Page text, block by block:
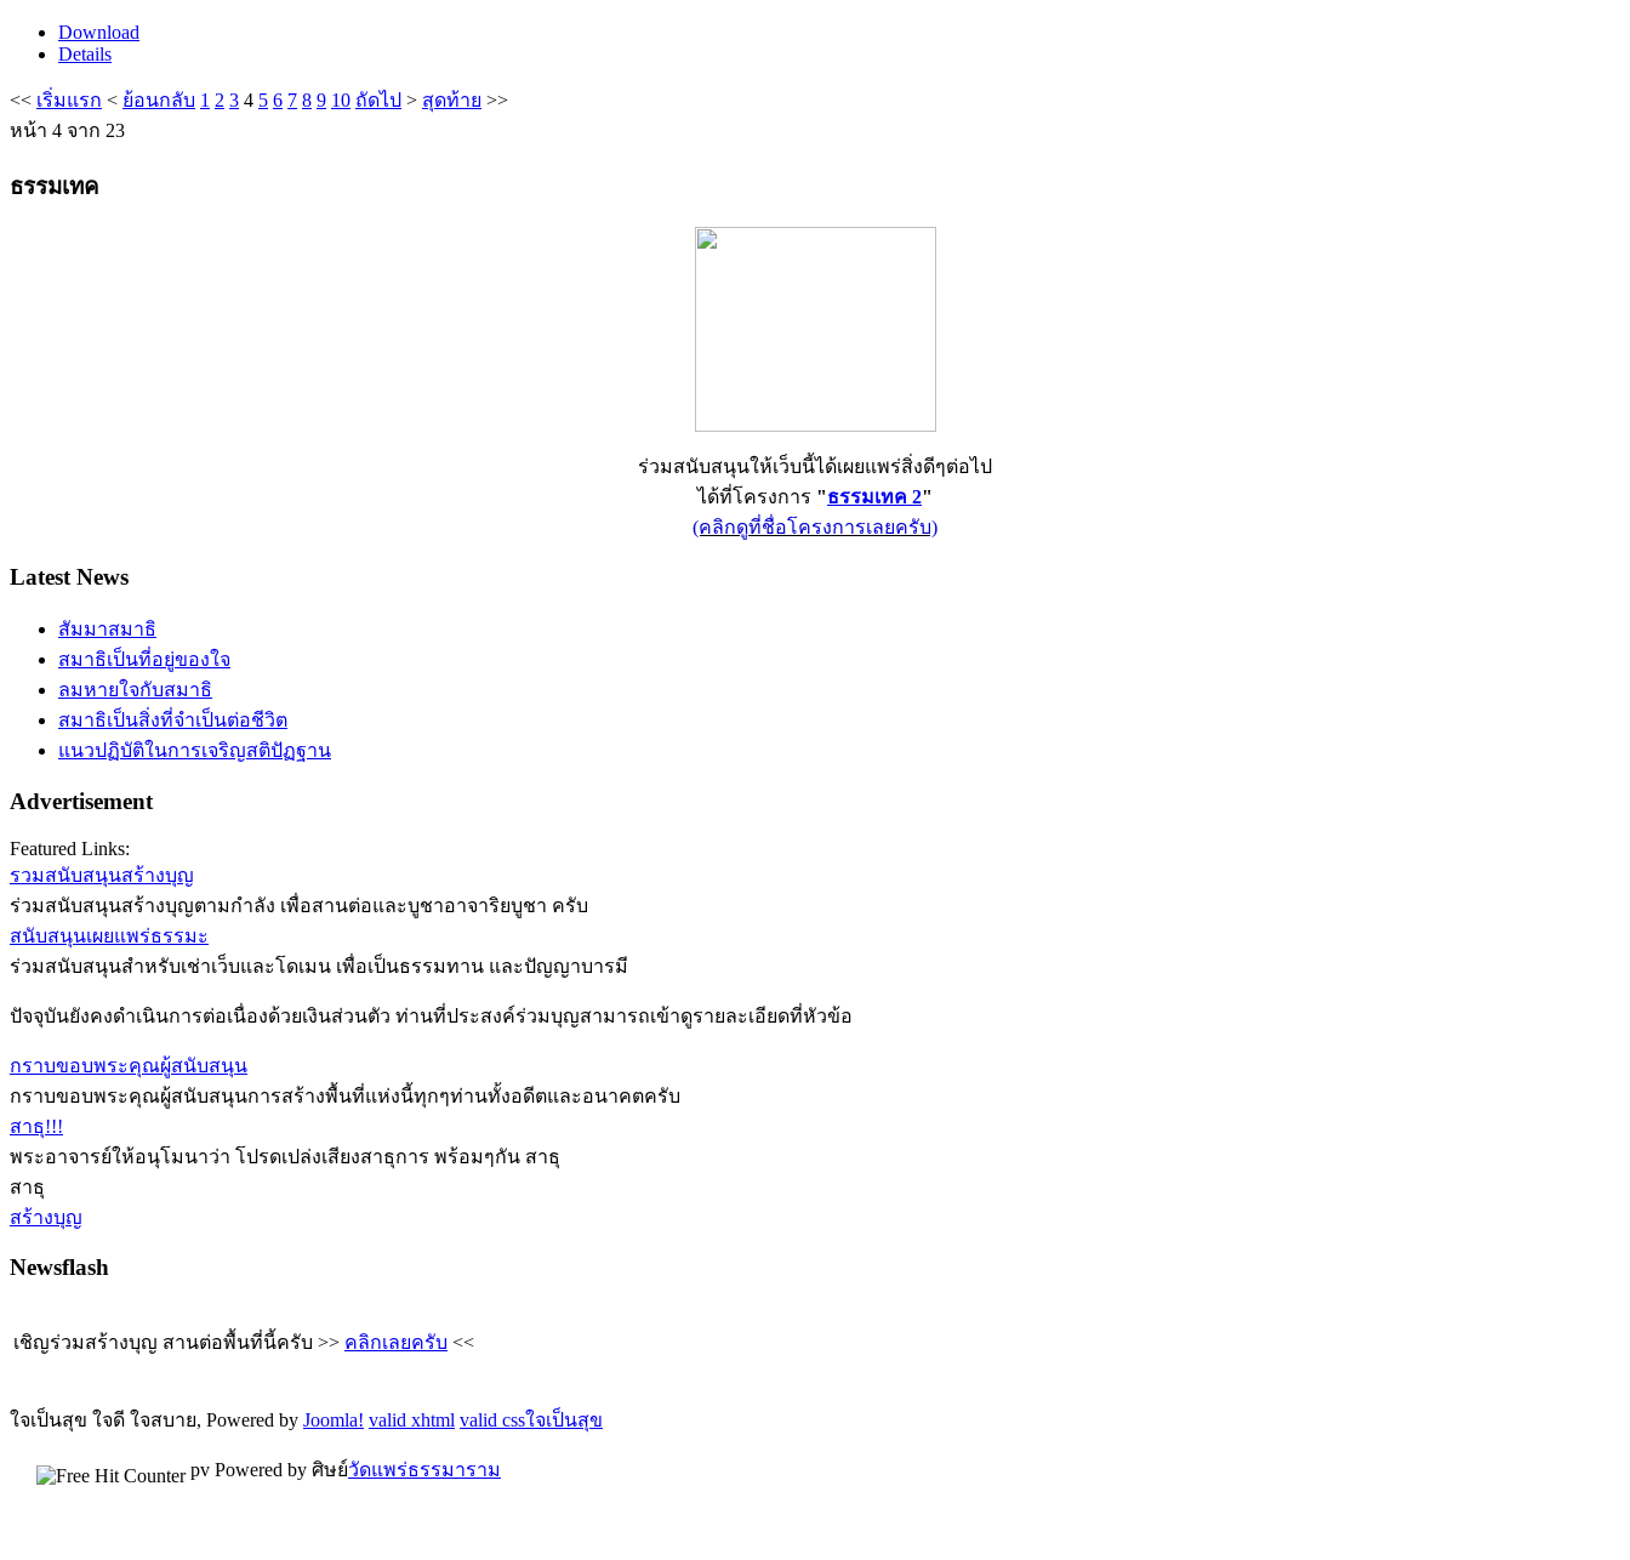
Download
Details
<< เริ่มแรก < ย้อนกลับ 1 2 3 4 5 6 7 8 9 10 ถัดไป > สุดท้าย >>
หน้า 4 จาก 23
ธรรมเทค
ร่วมสนับสนุนให้เว็บนี้ได้เผยแพร่สิ่งดีๆต่อไป
ได้ที่โครงการ "ธรรมเทค 2"
(คลิกดูที่ชื่อโครงการเลยครับ)
Latest News
สัมมาสมาธิ
สมาธิเป็นที่อยู่ของใจ
ลมหายใจกับสมาธิ
สมาธิเป็นสิ่งที่จำเป็นต่อชีวิต
แนวปฏิบัติในการเจริญสติปัฏฐาน
Advertisement
Featured Links:
รวมสนับสนุนสร้างบุญ
ร่วมสนับสนุนสร้างบุญตามกำลัง เพื่อสานต่อและบูชาอาจาริยบูชา ครับ
สนับสนุนเผยแพร่ธรรมะ
ร่วมสนับสนุนสำหรับเช่าเว็บและโดเมน เพื่อเป็นธรรมทาน และปัญญาบารมี
ปัจจุบันยังคงดำเนินการต่อเนื่องด้วยเงินส่วนตัว ท่านที่ประสงค์ร่วมบุญสามารถเข้าดูรายละเอียดที่หัวข้อ
กราบขอบพระคุณผู้สนับสนุน
กราบขอบพระคุณผู้สนับสนุนการสร้างพื้นที่แห่งนี้ทุกๆท่านทั้งอดีตและอนาคตครับ
สาธุ!!!
พระอาจารย์ให้อนุโมนาว่า โปรดเปล่งเสียงสาธุการ พร้อมๆกัน สาธุ
สาธุ
สร้างบุญ
Newsflash
เชิญร่วมสร้างบุญ สานต่อพื้นที่นี้ครับ >> คลิกเลยครับ <<
ใจเป็นสุข ใจดี ใจสบาย, Powered by Joomla! valid xhtml valid cssใจเป็นสุข
pv Powered by ศิษย์วัดแพร่ธรรมาราม